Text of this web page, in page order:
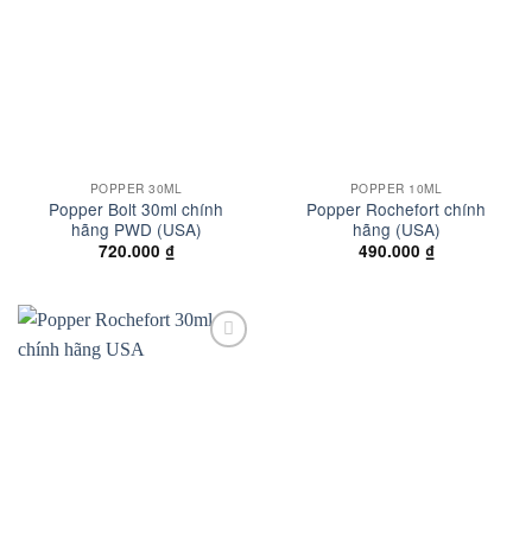
POPPER 30ML
Popper Bolt 30ml chính
hãng PWD (USA)
720.000 ₫
POPPER 10ML
Popper Rochefort chính
hãng (USA)
490.000 ₫